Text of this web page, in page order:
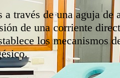
través de una aguja de
de una corriente
los mecanismos